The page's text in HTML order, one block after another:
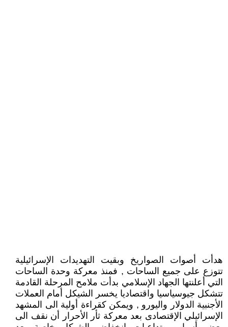
هدأت أصوات الصواريخ وبقيت التهديدات الإسرائيلية
تتوزع على جميع الساحات , فمنذ معركة وحدة الساحات
التي أعلنتها الجهاد الإسلامي بدأت ملامح المرحلة القادمة
تتشكل جيوسياسيا واقتصاديا يخسر الشيكل أمام العملات
الأجنبية الدولار واليورو , ويمكن كقراءة أولية الى المشهد
الإسرائيلي الإقتصادى بعد معركة ثأر الأحرار أن نقف الى